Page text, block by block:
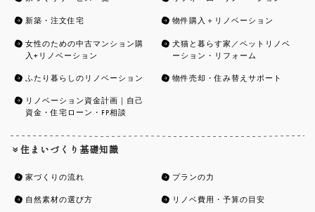
新築・注文住宅 物件購入＋リノベーション
女性のための中古マンション購
入+リノベーション
犬猫と暮らす家／ペットリノベ
ーション・リフォーム
ふたり暮らしのリノベーション 物件売却・住み替えサポート
リノベーション資金計画｜自己
資金・住宅ローン・FP相談
住まいづくり基礎知識
家づくりの流れ プランの力
自然素材の選び方 リノベ費用・予算の目安